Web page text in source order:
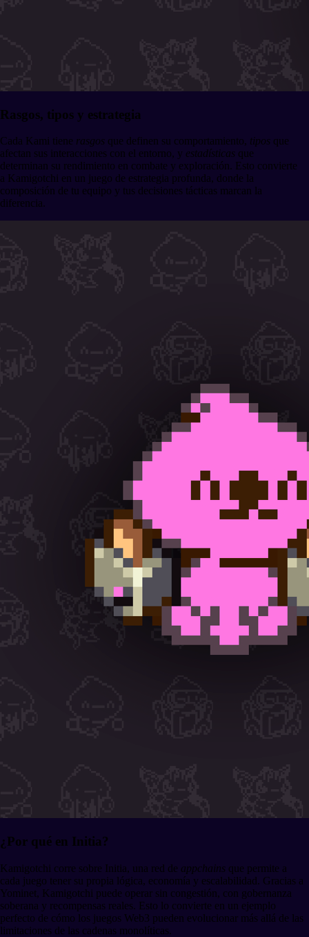
Rasgos, tipos y estrategia
Cada Kami tiene rasgos que definen su comportamiento, tipos que
afectan sus interacciones con el entorno, y estadísticas que
determinan su rendimiento en combate y exploración. Esto convierte
a Kamigotchi en un juego de estrategia profunda, donde la
composición de tu equipo y tus decisiones tácticas marcan la
diferencia.
¿Por qué en Initia?
Kamigotchi corre sobre Initia, una red de appchains que permite a
cada juego tener su propia lógica, economía y escalabilidad. Gracias a
Yominet, Kamigotchi puede operar sin congestión, con gobernanza
soberana y recompensas reales. Esto lo convierte en un ejemplo
perfecto de cómo los juegos Web3 pueden evolucionar más allá de las
limitaciones de las cadenas monolíticas.